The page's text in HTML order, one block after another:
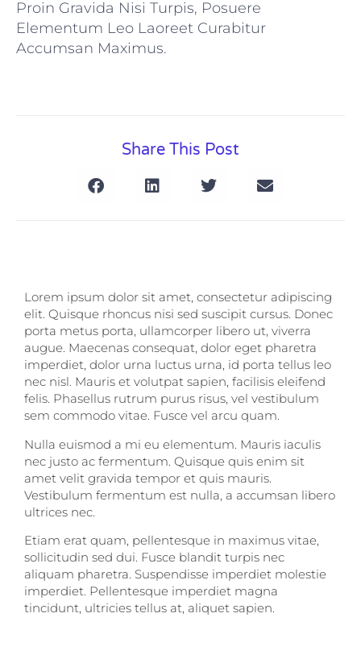
Proin Gravida Nisi Turpis, Posuere
Elementum Leo Laoreet Curabitur
Accumsan Maximus.
Share This Post
Lorem ipsum dolor sit amet, consectetur adipiscing
elit. Quisque rhoncus nisi sed suscipit cursus. Donec
porta metus porta, ullamcorper libero ut, viverra
augue. Maecenas consequat, dolor eget pharetra
imperdiet, dolor urna luctus urna, id porta tellus leo
nec nisl. Mauris et volutpat sapien, facilisis eleifend
felis. Phasellus rutrum purus risus, vel vestibulum
sem commodo vitae. Fusce vel arcu quam.
Nulla euismod a mi eu elementum. Mauris iaculis
nec justo ac fermentum. Quisque quis enim sit
amet velit gravida tempor et quis mauris.
Vestibulum fermentum est nulla, a accumsan libero
ultrices nec.
Etiam erat quam, pellentesque in maximus vitae,
sollicitudin sed dui. Fusce blandit turpis nec
aliquam pharetra. Suspendisse imperdiet molestie
imperdiet. Pellentesque imperdiet magna
tincidunt, ultricies tellus at, aliquet sapien.